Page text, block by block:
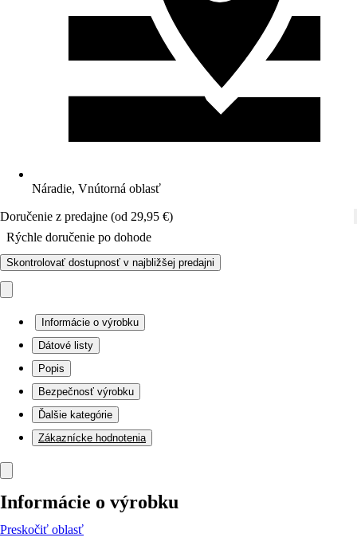
Náradie, Vnútorná oblasť
Doručenie z predajne (od 29,95 €)
Rýchle doručenie po dohode
Skontrolovať dostupnosť v najbližšej predajni
Informácie o výrobku
Dátové listy
Popis
Bezpečnosť výrobku
Ďalšie kategórie
Zákaznícke hodnotenia
Informácie o výrobku
Preskočiť oblasť